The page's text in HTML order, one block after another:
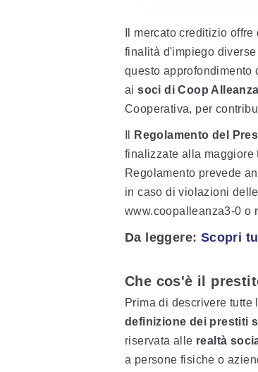
Il mercato creditizio
finalità d'impiego
questo approfondimento
aisoci di Coop
Cooperativa, per
Regolamento del
finalizzate alla maggiore
Regolamento prevede
in caso di violazioni
www.coopalleanza3-0 o
Da leggere: Scopri
Che cos'è il
Prima di descrivere
definizione dei prestiti
riservata alle realtà
a persone fisiche o